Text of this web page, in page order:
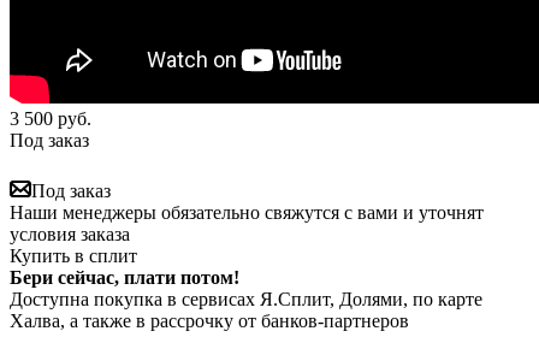
3 500 руб.
Под заказ
Под заказ
Наши менеджеры обязательно свяжутся с вами и уточнят
условия заказа
Купить в сплит
Бери сейчас, плати потом!
Доступна покупка в сервисах Я.Сплит, Долями, по карте
Халва, а также в рассрочку от банков-партнеров